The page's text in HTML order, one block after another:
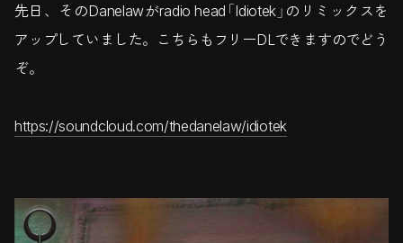
先日、そのDanelawがradio head「Idiotek」のリミックスを
アップしていました。こちらもフリーDLできますのでどう
ぞ。
https://soundcloud.com/thedanelaw/idiotek